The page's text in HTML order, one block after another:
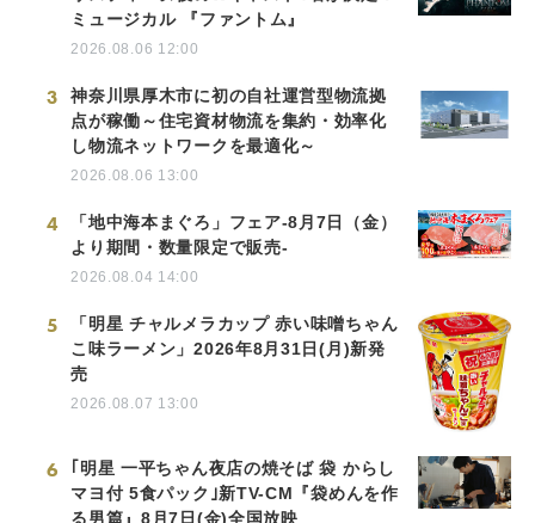
ミュージカル 『ファントム』
2026.08.06 12:00
3
神奈川県厚木市に初の自社運営型物流拠
点が稼働～住宅資材物流を集約・効率化
し物流ネットワークを最適化～
2026.08.06 13:00
4
「地中海本まぐろ」フェア-8月7日（金）
より期間・数量限定で販売-
2026.08.04 14:00
5
「明星 チャルメラカップ 赤い味噌ちゃん
こ味ラーメン」2026年8月31日(月)新発
売
2026.08.07 13:00
6
｢明星 一平ちゃん夜店の焼そば 袋 からし
マヨ付 5食パック｣新TV-CM『袋めんを作
る男篇』8月7日(金)全国放映